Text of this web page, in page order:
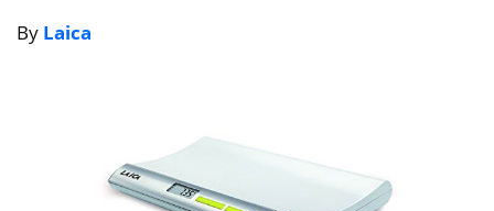
By Laica